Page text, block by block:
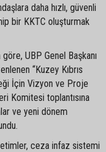
daha hızlı, güvenli
bir KKTC oluşturmak
UBP Genel Başkanı
“Kuzey Kıbrıs
İçin Vizyon ve Proje
Komitesi toplantısına
ve yeni dönem
ceza infaz sistemi